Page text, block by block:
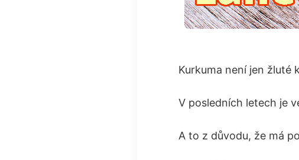
Kurkuma není jen žluté
V posledních letech je
A to z důvodu, že má